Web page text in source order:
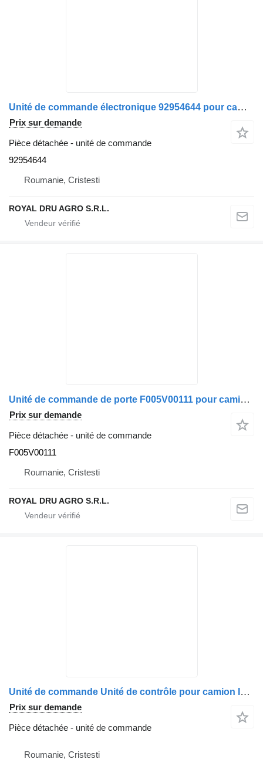
Unité de commande électronique 92954644 pour camion IVECO ETI (Electronic Trailer Interface)
Prix sur demande
Pièce détachée - unité de commande
92954644
Roumanie, Cristesti
ROYAL DRU AGRO S.R.L.
Unité de commande de porte F005V00111 pour camion IVECO Bosch 41221004 330F
Prix sur demande
Pièce détachée - unité de commande
F005V00111
Roumanie, Cristesti
ROYAL DRU AGRO S.R.L.
Unité de commande Unité de contrôle pour camion IVECO 81259350054
Prix sur demande
Pièce détachée - unité de commande
Roumanie, Cristesti